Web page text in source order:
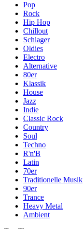
Pop
Rock
Hip Hop
Chillout
Schlager
Oldies
Electro
Alternative
80er
Klassik
House
Jazz
Indie
Classic Rock
Country
Soul
Techno
R'n'B
Latin
70er
Traditionelle Musik
90er
Trance
Heavy Metal
Ambient